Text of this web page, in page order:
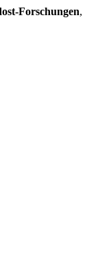
Forschungen,